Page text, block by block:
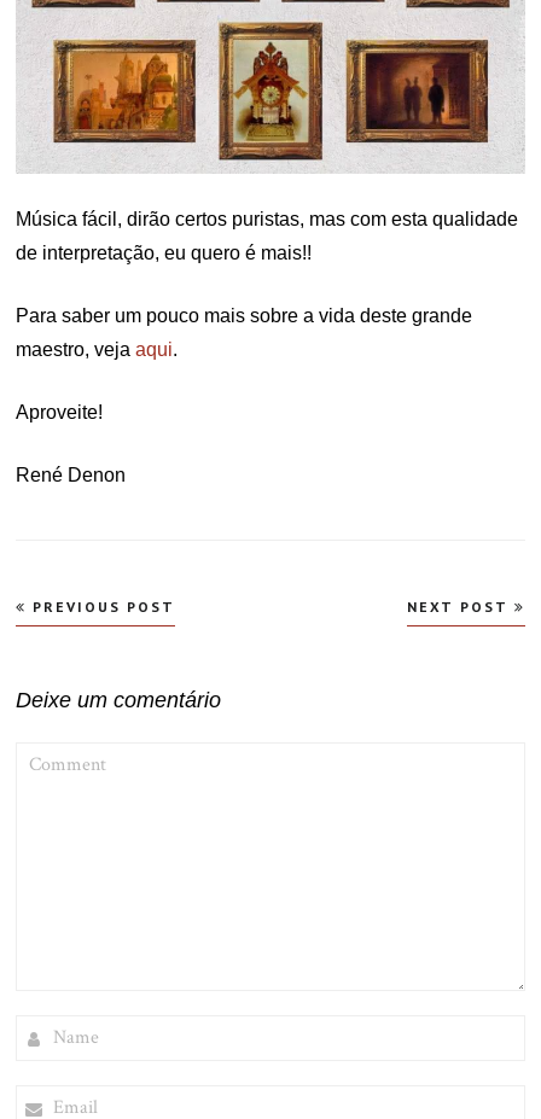
Música fácil, dirão certos puristas, mas com esta qualidade
de interpretação, eu quero é mais!!
Para saber um pouco mais sobre a vida deste grande
maestro, vejaaqui.
Aproveite!
René Denon
Navegação
de
PREVIOUS POST NEXT POST
Deixe um comentário